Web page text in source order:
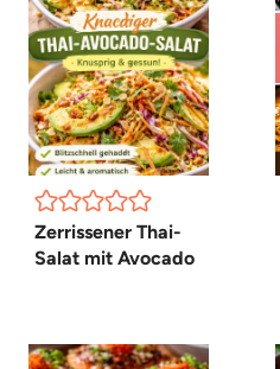
Zerrissener Thai-
Salat mit Avocado